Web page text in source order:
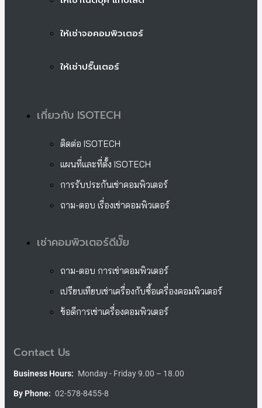
ให้เช่าจอคอมพิวเตอร์
ให้เช่าปริ๊นเตอร์
เกี่ยวกับ ISOTECH
ติดต่อ ISOTECH
แผนที่และที่ตั้ง ISOTECH
การรับประกันเช่าคอมพิวเตอร์
ถาม-ตอบ เรื่องเช่าคอมพิวเตอร์
เช่าคอมพิวเตอร์ดีมั๊ย
ถาม-ตอบ การเช่าคอมพิวเตอร์
เปรียบเทียบเช่าเครื่องกับซื้อเครื่องคอมพิวเตอร์
ข้อดีการเช่าเครื่องคอมพิวเตอร์
Contact Us
Business Hours: Monday - Friday 9.00 – 18.00
By Phone: 02-578-8455-8